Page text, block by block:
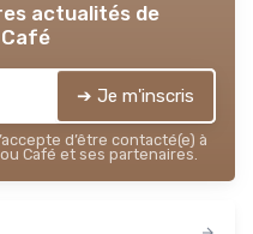
actualités de
➔ Je m'inscris
d’être contacté(e) à
Café et ses partenaires.